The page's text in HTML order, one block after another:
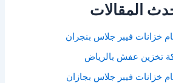
المقالات
خزانات فيبر جلاس بنجران
تخزين عفش بالرياض
خزانات فيبر جلاس بجازان